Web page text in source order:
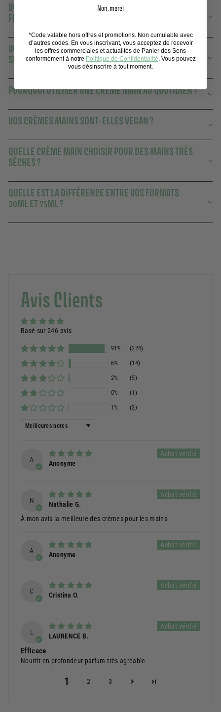
VOS CRÈMES MAINS SONT-ELLES FABRIQUÉES EN
FRANCE ?
VOS CRÈMES MAINS CONVIENNENT-ELLES AUX PEAUX
SENSIBLES ?
POURQUOI UTILISER UNE CRÈME MAIN AU QUOTIDIEN ?
VOS CRÈMES MAINS SONT-ELLES VEGAN ?
QUELLE CRÈME MAIN CHOISIR POUR DES MAINS TRÈS
SÈCHES ?
QUELLE EST LA DIFFÉRENCE ENTRE VOS FORMATS
30ML ET 75ML ?
Avis Clients
Basé sur 246 avis
91% (224)
6% (14)
2% (5)
0% (1)
1% (2)
Sort by
A
Anonyme
N
Nathalie G.
À mon avis la meilleure des crèmes pour les mains
A
Anonyme
C
Cristina O.
L
LAURENCE B.
Efficace
Nourrit en profondeur parfum très agréable
1 2 3
Non, merci
*Code valable hors offres et promotions. Non cumulable avec
d’autres codes. En vous inscrivant, vous acceptez de recevoir
les offres commerciales et actualités de Panier des Sens
conformément à notre Politique de Confidentialité. Vous pouvez
vous désinscrire à tout moment.